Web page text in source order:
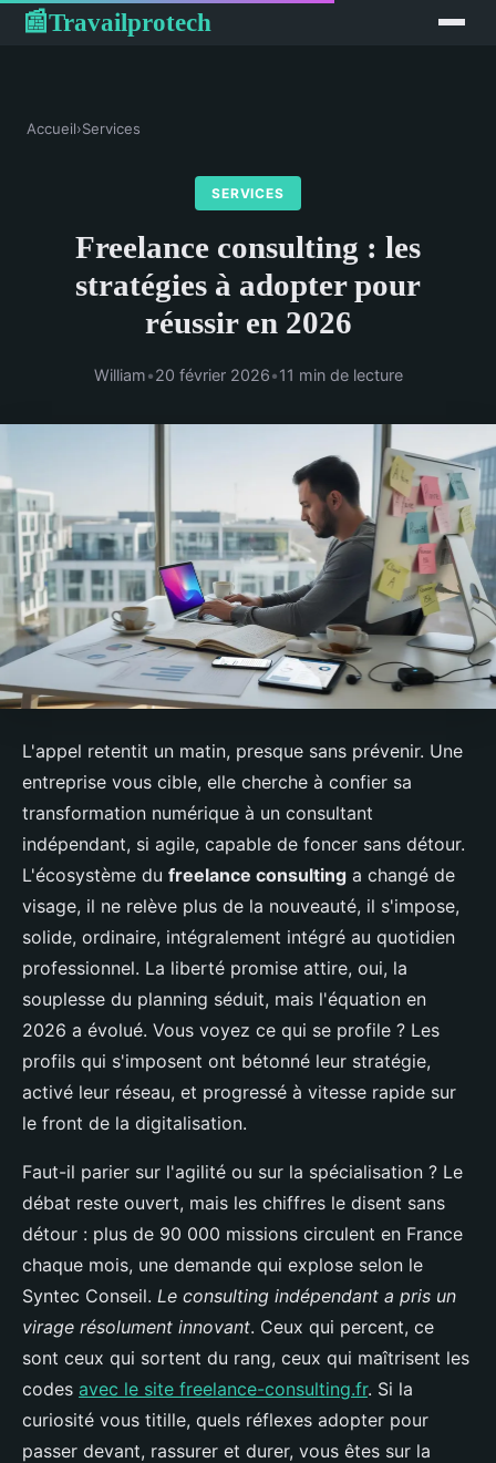
📰Travailprotech
Accueil›Services
SERVICES
Freelance consulting : les
stratégies à adopter pour
réussir en 2026
William•20 février 2026•11 min de lecture
L'appel retentit un matin, presque sans prévenir. Une
entreprise vous cible, elle cherche à confier sa
transformation numérique à un consultant
indépendant, si agile, capable de foncer sans détour.
L'écosystème du freelance consulting a changé de
visage, il ne relève plus de la nouveauté, il s'impose,
solide, ordinaire, intégralement intégré au quotidien
professionnel. La liberté promise attire, oui, la
souplesse du planning séduit, mais l'équation en
2026 a évolué. Vous voyez ce qui se profile ? Les
profils qui s'imposent ont bétonné leur stratégie,
activé leur réseau, et progressé à vitesse rapide sur
le front de la digitalisation.
Faut-il parier sur l'agilité ou sur la spécialisation ? Le
débat reste ouvert, mais les chiffres le disent sans
détour : plus de 90 000 missions circulent en France
chaque mois, une demande qui explose selon le
Syntec Conseil. Le consulting indépendant a pris un
virage résolument innovant. Ceux qui percent, ce
sont ceux qui sortent du rang, ceux qui maîtrisent les
codes avec le site freelance-consulting.fr. Si la
curiosité vous titille, quels réflexes adopter pour
passer devant, rassurer et durer, vous êtes sur la